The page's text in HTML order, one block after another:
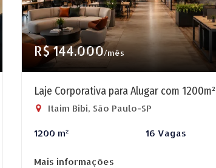
R$ 144.000/mês
Laje Corporativa para Alugar com 1200m²
Itaim Bibi, São Paulo-SP
1200 m² 16 Vagas
Mais informações